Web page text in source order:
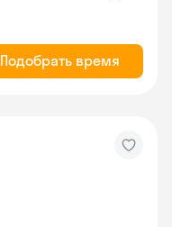
Подобрать время